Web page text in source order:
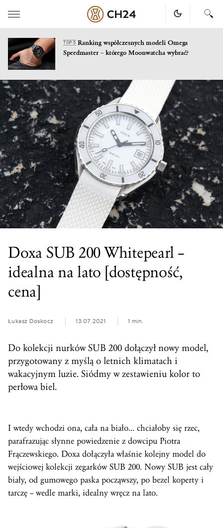
Skip
content
TOP 5Ranking współczesnych modeli Omega
Speedmaster – którego Moonwatcha wybrać?
Doxa SUB 200 Whitepearl –
idealna na lato [dostępność,
cena]
Łukasz Doskocz 13.07.2021 1 min.
Do kolekcji nurków SUB 200 dołączył nowy model,
przygotowany z myślą o letnich klimatach i
wakacyjnym luzie. Siódmy w zestawieniu kolor to
perłowa biel.
I wtedy wchodzi ona, cała na biało… chciałoby się rzec,
parafrazując słynne powiedzenie z dowcipu Piotra
Frączewskiego. Doxa dołączyła właśnie kolejny model do
wejściowej kolekcji zegarków SUB 200. Nowy SUB jest cały
biały, od gumowego paska począwszy, po bezel koperty i
tarczę – wedle marki, idealny wręcz na lato.